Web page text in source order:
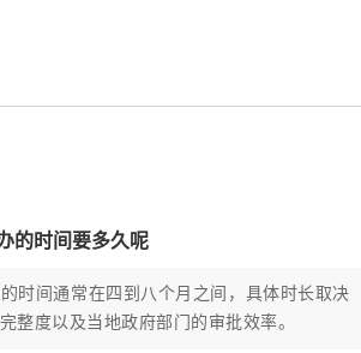
的时间要多久呢
时间通常在四到八个月之间，具体时长取决
整度以及当地政府部门的审批效率。